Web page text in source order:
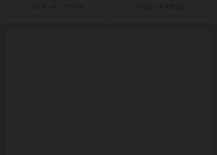
クレメンス・フランツ クリス・キリアムス